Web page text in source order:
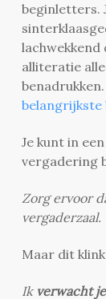
beginletters.
lachwekkend
alliteratie
belangrijkste
Je kunt in
vergadering
Zorg ervoor
vergaderzaal.
Maar dit
Ik verwacht